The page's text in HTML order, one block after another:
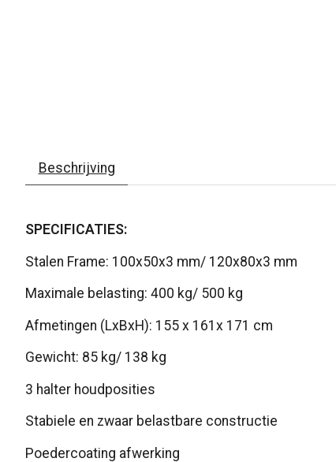
Beschrijving
SPECIFICATIES:
Stalen Frame: 100x50x3 mm/ 120x80x3 mm
Maximale belasting: 400 kg/ 500 kg
Afmetingen (LxBxH): 155 x 161x 171 cm
Gewicht: 85 kg/ 138 kg
3 halter houdposities
Stabiele en zwaar belastbare constructie
Poedercoating afwerking